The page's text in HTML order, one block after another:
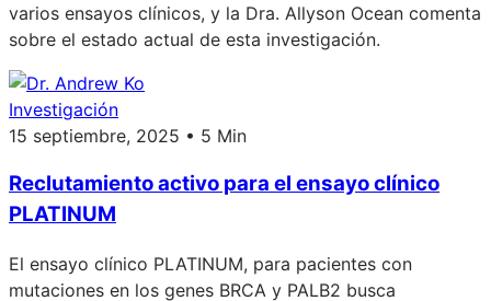
varios ensayos clínicos, y la Dra. Allyson Ocean comenta
sobre el estado actual de esta investigación.
Investigación
15 septiembre, 2025 • 5 Min
Reclutamiento activo para el ensayo clínico
PLATINUM
El ensayo clínico PLATINUM, para pacientes con
mutaciones en los genes BRCA y PALB2 busca